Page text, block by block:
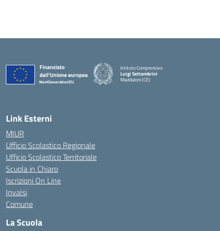
Istituto Comprensivo
Luigi Settembrini
Maddaloni (CE)
Link Esterni
MIUR
Ufficio Scolastico Regionale
Ufficio Scolastico Territoriale
Scuola in Chiaro
Iscrizioni On Line
Invalsi
Comune
La Scuola